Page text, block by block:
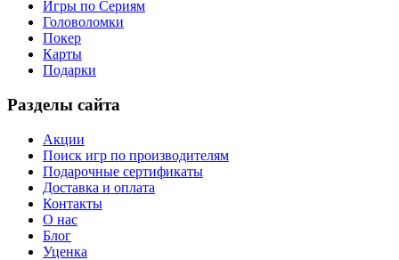
Игры по Сериям
Головоломки
Покер
Карты
Подарки
Разделы сайта
Акции
Поиск игр по производителям
Подарочные сертификаты
Доставка и оплата
Контакты
О нас
Блог
Уценка